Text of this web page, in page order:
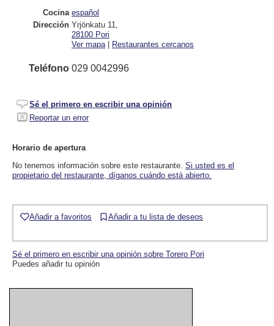
Cocina español
Dirección Yrjönkatu 11
28100 Pori
Ver mapa | Restaurantes cercanos
Teléfono 029 0042996
Sé el primero en escribir una opinión
Reportar un error
Horario de apertura
No tenemos información sobre este restaurante. Si usted es el
propietario del restaurante, díganos cuándo está abierto.
Añadir a favoritos Añadir a tu lista de deseos
Sé el primero en escribir una opinión sobre Torero Pori
Puedes añadir tu opinión